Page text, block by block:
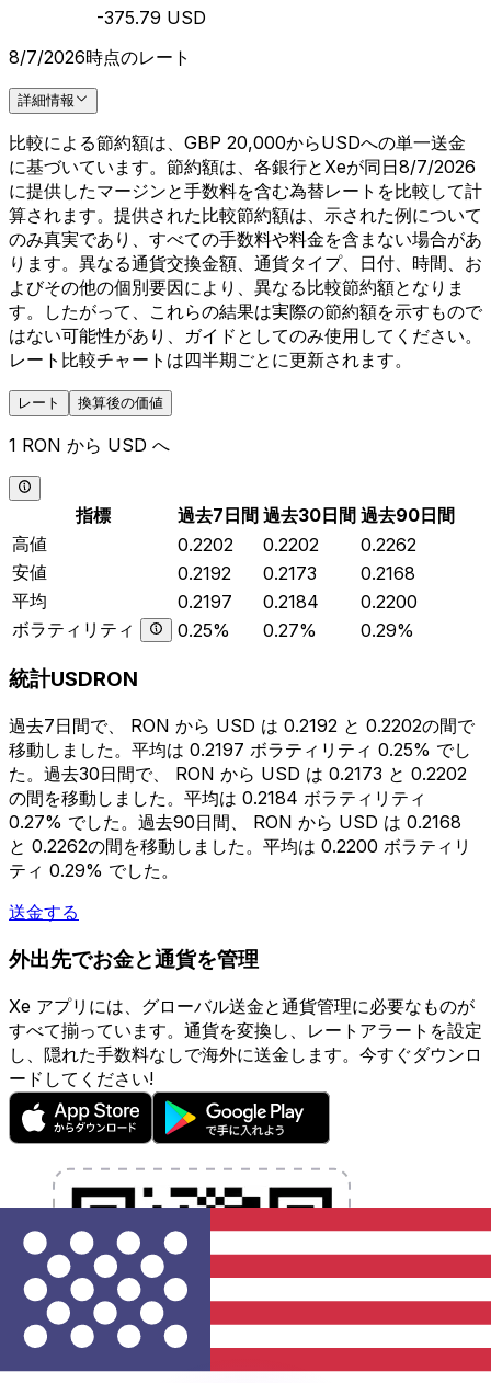
-375.79 USD
8/7/2026時点のレート
詳細情報
比較による節約額は、GBP 20,000からUSDへの単一送金
に基づいています。節約額は、各銀行とXeが同日8/7/2026
に提供したマージンと手数料を含む為替レートを比較して計
算されます。提供された比較節約額は、示された例について
のみ真実であり、すべての手数料や料金を含まない場合があ
ります。異なる通貨交換金額、通貨タイプ、日付、時間、お
よびその他の個別要因により、異なる比較節約額となりま
す。したがって、これらの結果は実際の節約額を示すもので
はない可能性があり、ガイドとしてのみ使用してください。
レート比較チャートは四半期ごとに更新されます。
レート 換算後の価値
1 RON から USD へ
指標 過去7日間 過去30日間 過去90日間
高値
0.2202 0.2202
0.2262
安値
0.2192 0.2173
0.2168
平均
0.2197 0.2184
0.2200
ボラティリティ
0.25% 0.27% 0.29%
統計USDRON
過去7日間で、 RON から USD は 0.2192 と 0.2202の間で
移動しました。平均は 0.2197 ボラティリティ 0.25% でし
た。過去30日間で、 RON から USD は 0.2173 と 0.2202
の間を移動しました。平均は 0.2184 ボラティリティ
0.27% でした。過去90日間、 RON から USD は 0.2168
と 0.2262の間を移動しました。平均は 0.2200 ボラティリ
ティ 0.29% でした。
送金する
外出先でお金と通貨を管理
Xe アプリには、グローバル送金と通貨管理に必要なものが
すべて揃っています。通貨を変換し、レートアラートを設定
し、隠れた手数料なしで海外に送金します。今すぐダウンロ
ードしてください!